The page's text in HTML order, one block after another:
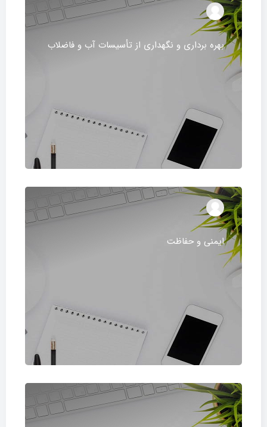
بهره برداری و نگهداری از تأسیسات آب و فاضلاب
ایمنی و حفاظت